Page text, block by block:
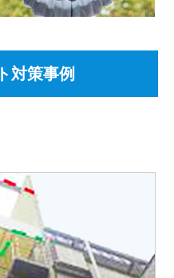
対策事例